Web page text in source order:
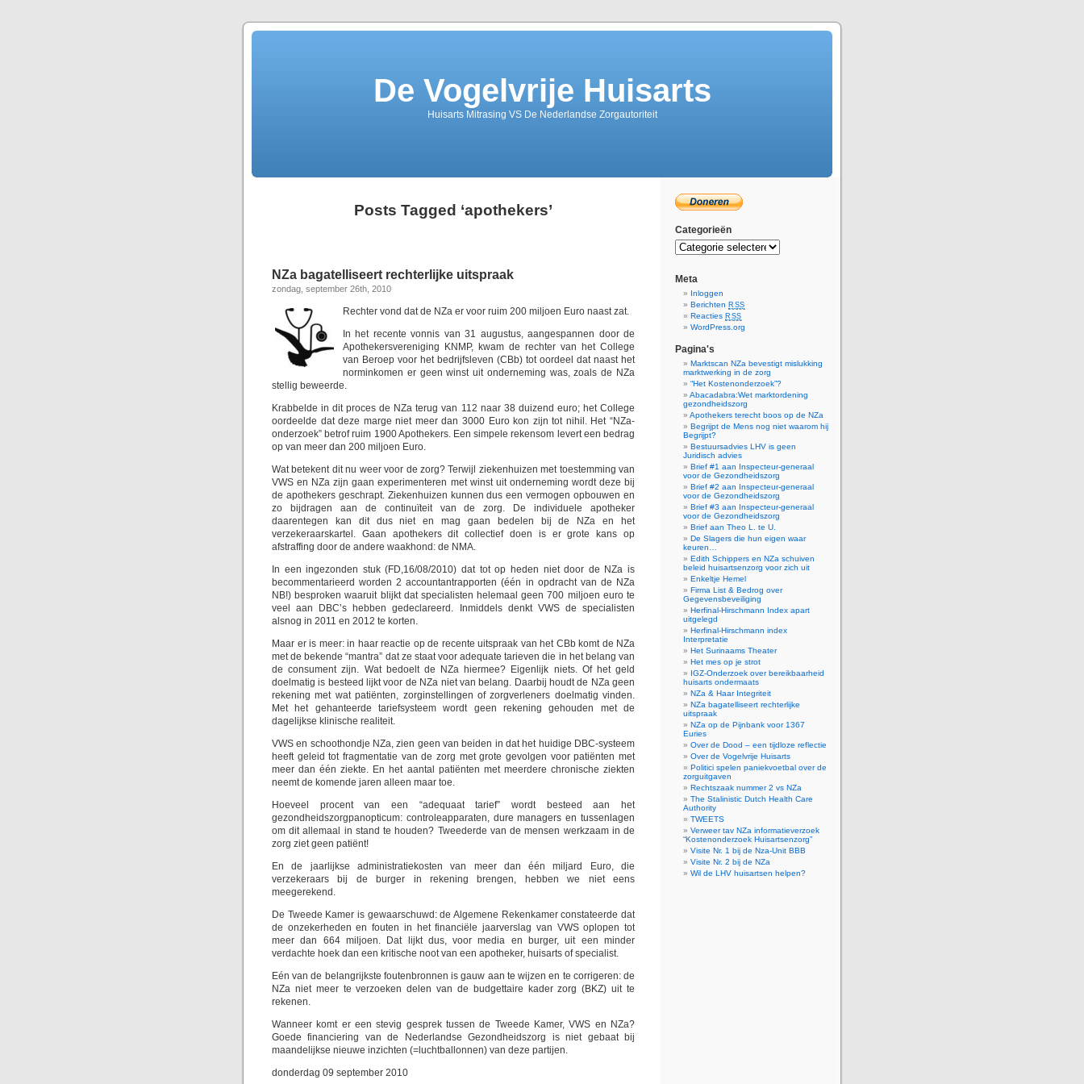
De Vogelvrije Huisarts
Huisarts Mitrasing VS De Nederlandse Zorgautoriteit
Posts Tagged ‘apothekers’
NZa bagatelliseert rechterlijke uitspraak
zondag, september 26th, 2010
Rechter vond dat de NZa er voor ruim 200 miljoen Euro naast zat.
In het recente vonnis van 31 augustus, aangespannen door de
Apothekersvereniging KNMP, kwam de rechter van het College
van Beroep voor het bedrijfsleven (CBb) tot oordeel dat naast het
norminkomen er geen winst uit onderneming was, zoals de NZa
stellig beweerde.
Krabbelde in dit proces de NZa terug van 112 naar 38 duizend euro; het College
oordeelde dat deze marge niet meer dan 3000 Euro kon zijn tot nihil. Het “NZa-
onderzoek” betrof ruim 1900 Apothekers. Een simpele rekensom levert een bedrag
op van meer dan 200 miljoen Euro.
Wat betekent dit nu weer voor de zorg? Terwijl ziekenhuizen met toestemming van
VWS en NZa zijn gaan experimenteren met winst uit onderneming wordt deze bij
de apothekers geschrapt. Ziekenhuizen kunnen dus een vermogen opbouwen en
zo bijdragen aan de continuïteit van de zorg. De individuele apotheker
daarentegen kan dit dus niet en mag gaan bedelen bij de NZa en het
verzekeraarskartel. Gaan apothekers dit collectief doen is er grote kans op
afstraffing door de andere waakhond: de NMA.
In een ingezonden stuk (FD,16/08/2010) dat tot op heden niet door de NZa is
becommentarieerd worden 2 accountantrapporten (één in opdracht van de NZa
NB!) besproken waaruit blijkt dat specialisten helemaal geen 700 miljoen euro te
veel aan DBC’s hebben gedeclareerd. Inmiddels denkt VWS de specialisten
alsnog in 2011 en 2012 te korten.
Maar er is meer: in haar reactie op de recente uitspraak van het CBb komt de NZa
met de bekende “mantra” dat ze staat voor adequate tarieven die in het belang van
de consument zijn. Wat bedoelt de NZa hiermee? Eigenlijk niets. Of het geld
doelmatig is besteed lijkt voor de NZa niet van belang. Daarbij houdt de NZa geen
rekening met wat patiënten, zorginstellingen of zorgverleners doelmatig vinden.
Met het gehanteerde tariefsysteem wordt geen rekening gehouden met de
dagelijkse klinische realiteit.
VWS en schoothondje NZa, zien geen van beiden in dat het huidige DBC-systeem
heeft geleid tot fragmentatie van de zorg met grote gevolgen voor patiënten met
meer dan één ziekte. En het aantal patiënten met meerdere chronische ziekten
neemt de komende jaren alleen maar toe.
Hoeveel procent van een “adequaat tarief” wordt besteed aan het
gezondheidszorgpanopticum: controleapparaten, dure managers en tussenlagen
om dit allemaal in stand te houden? Tweederde van de mensen werkzaam in de
zorg ziet geen patiënt!
En de jaarlijkse administratiekosten van meer dan één miljard Euro, die
verzekeraars bij de burger in rekening brengen, hebben we niet eens
meegerekend.
De Tweede Kamer is gewaarschuwd: de Algemene Rekenkamer constateerde dat
de onzekerheden en fouten in het financiële jaarverslag van VWS oplopen tot
meer dan 664 miljoen. Dat lijkt dus, voor media en burger, uit een minder
verdachte hoek dan een kritische noot van een apotheker, huisarts of specialist.
Eén van de belangrijkste foutenbronnen is gauw aan te wijzen en te corrigeren: de
NZa niet meer te verzoeken delen van de budgettaire kader zorg (BKZ) uit te
rekenen.
Wanneer komt er een stevig gesprek tussen de Tweede Kamer, VWS en NZa?
Goede financiering van de Nederlandse Gezondheidszorg is niet gebaat bij
maandelijkse nieuwe inzichten (=luchtballonnen) van deze partijen.
donderdag 09 september 2010
Categorieën
Meta
Inloggen
Berichten RSS
Reacties RSS
WordPress.org
Pagina's
Marktscan NZa bevestigt mislukking
marktwerking in de zorg
“Het Kostenonderzoek”?
Abacadabra:Wet marktordening
gezondheidszorg
Apothekers terecht boos op de NZa
Begrijpt de Mens nog niet waarom hij
Begrijpt?
Bestuursadvies LHV is geen
Juridisch advies
Brief #1 aan Inspecteur-generaal
voor de Gezondheidszorg
Brief #2 aan Inspecteur-generaal
voor de Gezondheidszorg
Brief #3 aan Inspecteur-generaal
voor de Gezondheidszorg
Brief aan Theo L. te U.
De Slagers die hun eigen waar
keuren…
Edith Schippers en NZa schuiven
beleid huisartsenzorg voor zich uit
Enkeltje Hemel
Firma List & Bedrog over
Gegevensbeveiliging
Herfinal-Hirschmann Index apart
uitgelegd
Herfinal-Hirschmann index
Interpretatie
Het Surinaams Theater
Het mes op je strot
IGZ-Onderzoek over bereikbaarheid
huisarts ondermaats
NZa & Haar Integriteit
NZa bagatelliseert rechterlijke
uitspraak
NZa op de Pijnbank voor 1367
Euries
Over de Dood – een tijdloze reflectie
Over de Vogelvrije Huisarts
Politici spelen paniekvoetbal over de
zorguitgaven
Rechtszaak nummer 2 vs NZa
The Stalinistic Dutch Health Care
Authority
TWEETS
Verweer tav NZa informatieverzoek
“Kostenonderzoek Huisartsenzorg”
Visite Nr. 1 bij de Nza-Unit BBB
Visite Nr. 2 bij de NZa
Wil de LHV huisartsen helpen?